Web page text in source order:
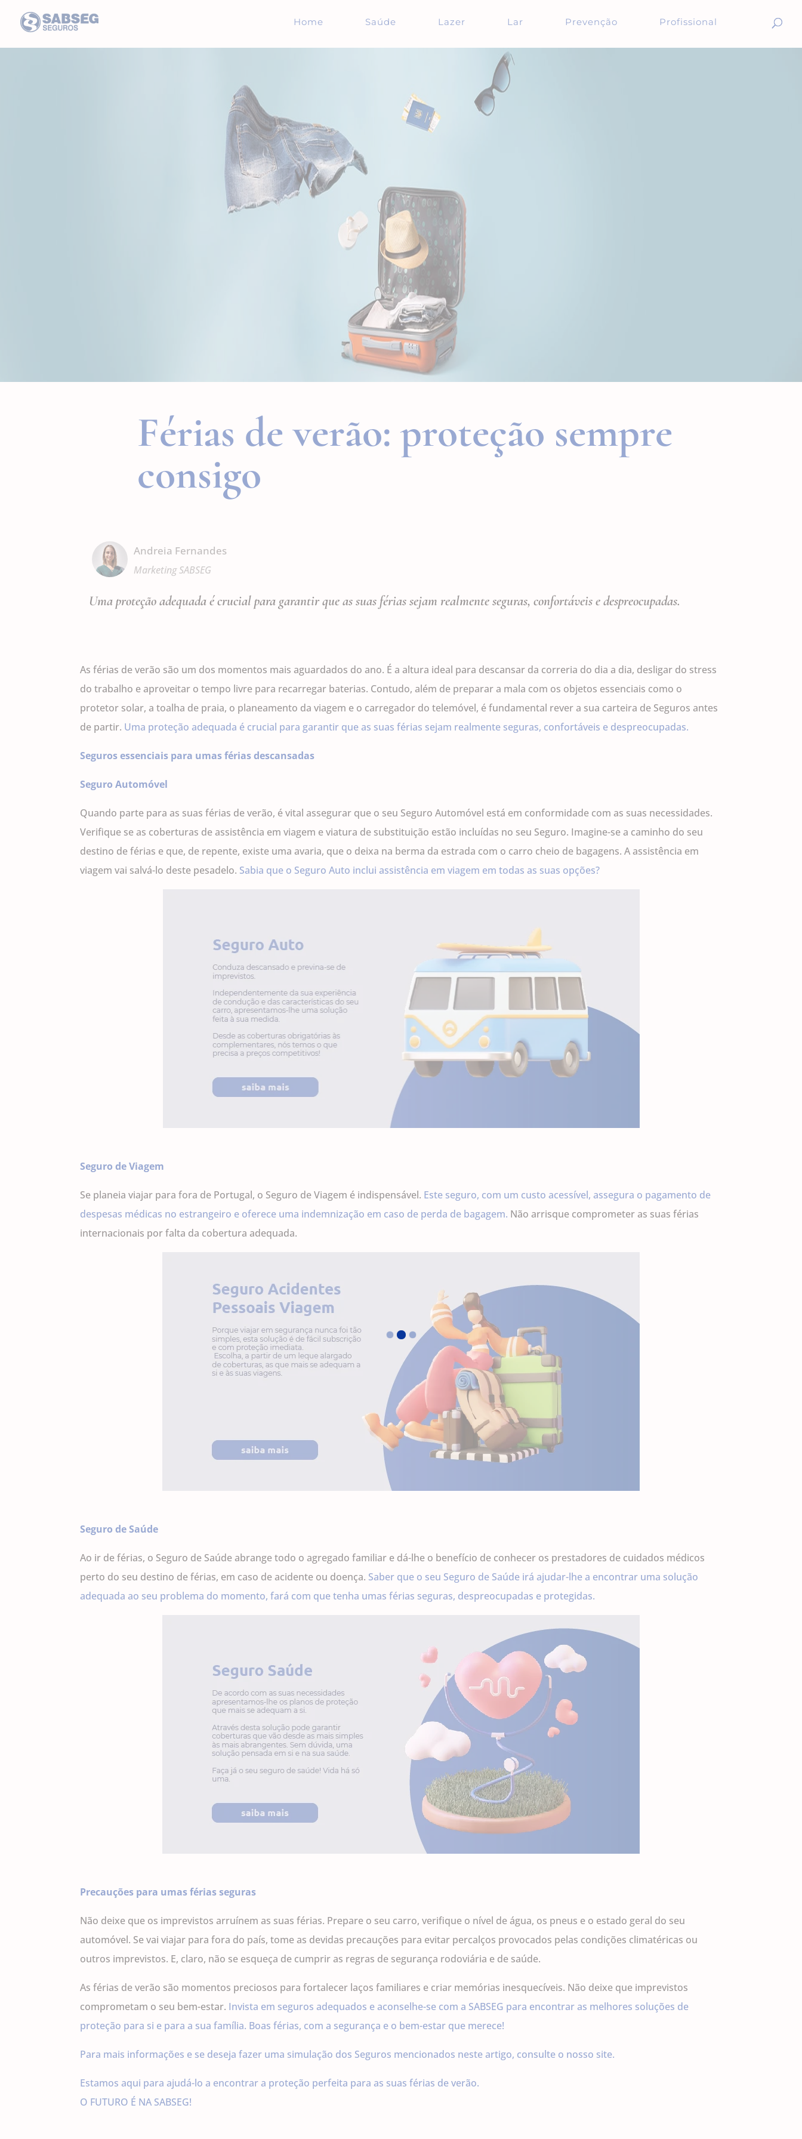
Home Saúde Lazer Lar Prevenção Profissional
Férias de verão: proteção sempre
consigo
Andreia Fernandes
Marketing SABSEG
Uma proteção adequada é crucial para garantir que as suas férias sejam realmente seguras, confortáveis e despreocupadas.
As férias de verão são um dos momentos mais aguardados do ano. É a altura ideal para descansar da correria do dia a dia, desligar do stress
do trabalho e aproveitar o tempo livre para recarregar baterias. Contudo, além de preparar a mala com os objetos essenciais como o
protetor solar, a toalha de praia, o planeamento da viagem e o carregador do telemóvel, é fundamental rever a sua carteira de Seguros antes
de partir. Uma proteção adequada é crucial para garantir que as suas férias sejam realmente seguras, confortáveis e despreocupadas.
Seguros essenciais para umas férias descansadas
Seguro Automóvel
Quando parte para as suas férias de verão, é vital assegurar que o seu Seguro Automóvel está em conformidade com as suas necessidades.
Verifique se as coberturas de assistência em viagem e viatura de substituição estão incluídas no seu Seguro. Imagine-se a caminho do seu
destino de férias e que, de repente, existe uma avaria, que o deixa na berma da estrada com o carro cheio de bagagens. A assistência em
viagem vai salvá-lo deste pesadelo. Sabia que o Seguro Auto inclui assistência em viagem em todas as suas opções?
Seguro de Viagem
Se planeia viajar para fora de Portugal, o Seguro de Viagem é indispensável. Este seguro, com um custo acessível, assegura o pagamento de
despesas médicas no estrangeiro e oferece uma indemnização em caso de perda de bagagem. Não arrisque comprometer as suas férias
internacionais por falta da cobertura adequada.
Seguro de Saúde
Ao ir de férias, o Seguro de Saúde abrange todo o agregado familiar e dá-lhe o benefício de conhecer os prestadores de cuidados médicos
perto do seu destino de férias, em caso de acidente ou doença. Saber que o seu Seguro de Saúde irá ajudar-lhe a encontrar uma solução
adequada ao seu problema do momento, fará com que tenha umas férias seguras, despreocupadas e protegidas.
Precauções para umas férias seguras
Não deixe que os imprevistos arruínem as suas férias. Prepare o seu carro, verifique o nível de água, os pneus e o estado geral do seu
automóvel. Se vai viajar para fora do país, tome as devidas precauções para evitar percalços provocados pelas condições climatéricas ou
outros imprevistos. E, claro, não se esqueça de cumprir as regras de segurança rodoviária e de saúde.
As férias de verão são momentos preciosos para fortalecer laços familiares e criar memórias inesquecíveis. Não deixe que imprevistos
comprometam o seu bem-estar. Invista em seguros adequados e aconselhe-se com a SABSEG para encontrar as melhores soluções de
proteção para si e para a sua família. Boas férias, com a segurança e o bem-estar que merece!
Para mais informações e se deseja fazer uma simulação dos Seguros mencionados neste artigo, consulte o nosso site.
Estamos aqui para ajudá-lo a encontrar a proteção perfeita para as suas férias de verão.
O FUTURO É NA SABSEG!